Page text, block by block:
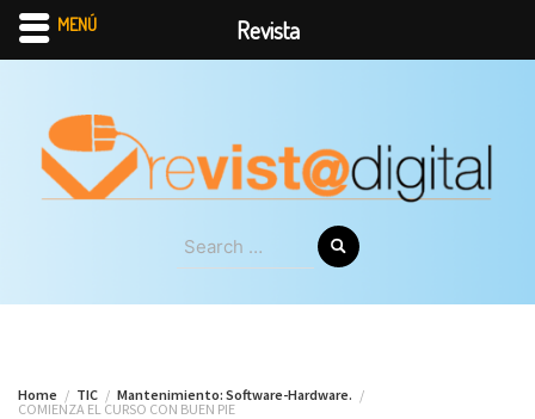
content
Search
for:
Home TIC
Mantenimiento: Software-Hardware.
COMIENZA EL CURSO CON BUEN PIE
MENÚ Revista